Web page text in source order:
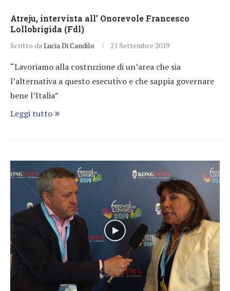
Atreju, intervista all’ Onorevole Francesco
Lollobrigida (Fdl)
Scritto daLucia Di Candilo 21 Settembre 2019
“Lavoriamo alla costruzione di un’area che sia
l’alternativa a questo esecutivo e che sappia governare
bene l’Italia”
Leggi tutto